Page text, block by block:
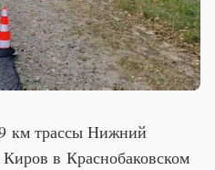
км трассы Нижний
в Краснобаковском